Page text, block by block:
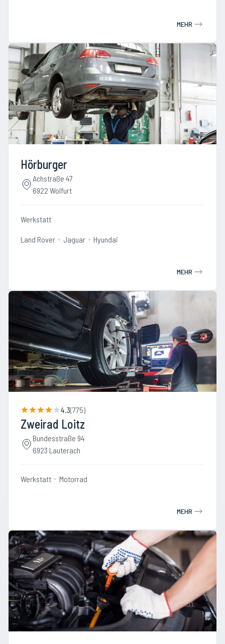
MEHR
Hörburger
Achstraße 47
6922 Wolfurt
Werkstatt
Land Rover Jaguar Hyundai
MEHR
4.3(775)
Zweirad Loitz
Bundesstraße 94
6923 Lauterach
Werkstatt Motorrad
MEHR